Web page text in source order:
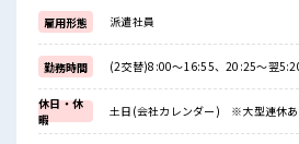
雇用形態 派遣社員
勤務時間 (2交替)8:00～16:55、20:25～翌
休日・休
暇
土日(会社カレンダー) ※大型連休あ